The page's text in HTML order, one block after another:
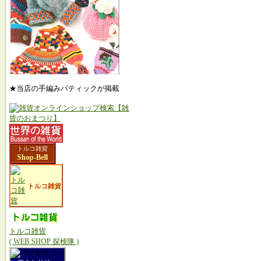
★当店の手編みパティックが掲載
トルコ雑貨
Shop-Bell
トルコ雑貨
トルコ雑貨
( WEB SHOP 探検隊 )